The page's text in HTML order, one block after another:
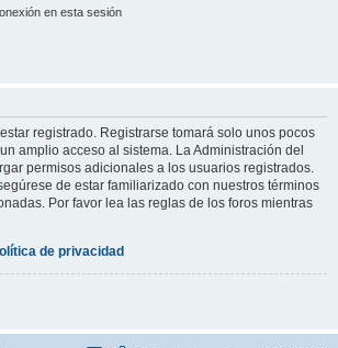
en esta sesión
registrado. Registrarse tomará solo unos pocos
amplio acceso al sistema. La Administración del
permisos adicionales a los usuarios registrados.
de estar familiarizado con nuestros términos
Por favor lea las reglas de los foros mientras
de privacidad